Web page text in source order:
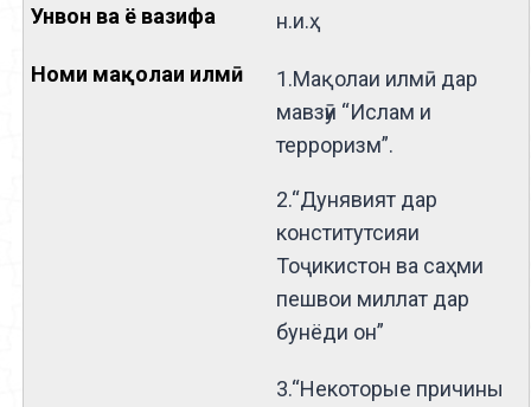
н.и.ҳ
1.Мақолаи илмӣ дар
мавзӯи “Ислам и
терроризм”.
2.“Дунявият дар
конститутсияи
Тоҷикистон ва саҳми
пешвои миллат дар
бунёди он”
3.“Некоторые причины